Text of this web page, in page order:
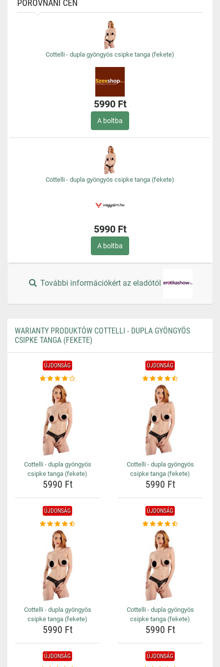
POROVNÁNÍ CEN
Cottelli - dupla gyöngyös csipke tanga (fekete)
5990 Ft
A boltba
Cottelli - dupla gyöngyös csipke tanga (fekete)
5990 Ft
A boltba
További információkért az eladótól
WARIANTY PRODUKTÓW COTTELLI - DUPLA GYÖNGYÖS
CSIPKE TANGA (FEKETE)
ÚJDONSÁG
Cottelli - dupla gyöngyös
csipke tanga (fekete)
5990 Ft
ÚJDONSÁG
Cottelli - dupla gyöngyös
csipke tanga (fekete)
5990 Ft
ÚJDONSÁG
Cottelli - dupla gyöngyös
csipke tanga (fekete)
5990 Ft
ÚJDONSÁG
Cottelli - dupla gyöngyös
csipke tanga (fekete)
5990 Ft
ÚJDONSÁG ÚJDONSÁG